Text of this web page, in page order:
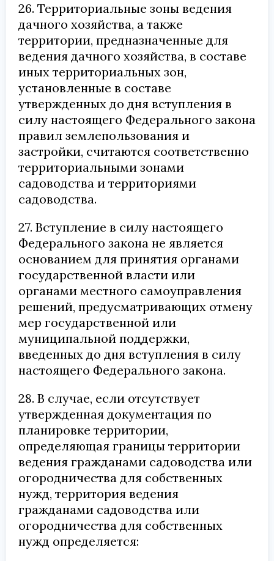
26. Территориальные зоны ведения
дачного хозяйства, а также
территории, предназначенные для
ведения дачного хозяйства, в составе
иных территориальных зон,
установленные в составе
утвержденных до дня вступления в
силу настоящего Федерального закона
правил землепользования и
застройки, считаются соответственно
территориальными зонами
садоводства и территориями
садоводства.
27. Вступление в силу настоящего
Федерального закона не является
основанием для принятия органами
государственной власти или
органами местного самоуправления
решений, предусматривающих отмену
мер государственной или
муниципальной поддержки,
введенных до дня вступления в силу
настоящего Федерального закона.
28. В случае, если отсутствует
утвержденная документация по
планировке территории,
определяющая границы территории
ведения гражданами садоводства или
огородничества для собственных
нужд, территория ведения
гражданами садоводства или
огородничества для собственных
нужд определяется: